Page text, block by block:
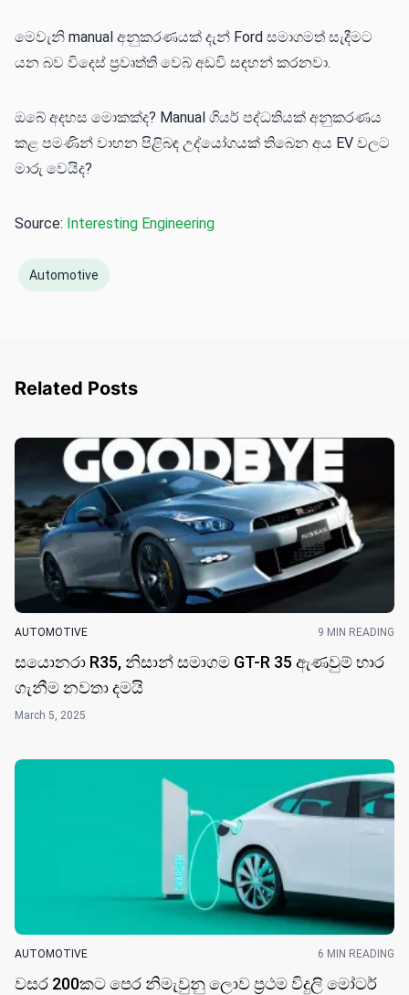
මෙවැනි manual අනුකරණයක් දැන් Ford සමාගමත් සැදීමට
යන බව විදෙස් ප්‍රවෘත්ති වෙබ් අඩවි සඳහන් කරනවා.
ඔබේ අදහස මොකක්ද? Manual ගියර් පද්ධතියක් අනුකරණය
කළ පමණින් වාහන පිළිබඳ උද්යෝගයක් තිබෙන අය EV වලට
මාරු වෙයිද?
Source: Interesting Engineering
Automotive
Related Posts
AUTOMOTIVE 9 MIN READING
සයොනරා R35, නිසාන් සමාගම GT-R 35 ඇණවුම් භාර
ගැනීම නවතා දම​යි
March 5, 2025
AUTOMOTIVE 6 MIN READING
වසර 200කට පෙර නිමැවුනු ලොව ප්‍රථම විදුලි මෝටර්